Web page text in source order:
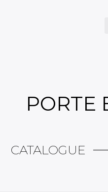
PORTE
CATALOGUE